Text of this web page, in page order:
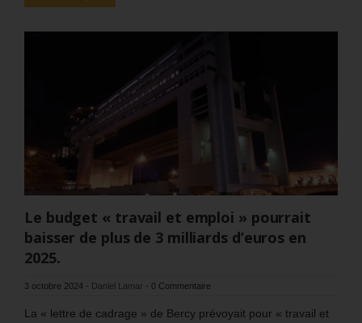
Le budget « travail et emploi » pourrait
baisser de plus de 3 milliards d’euros en
2025.
3 octobre 2024 - Daniel Lamar - 0 Commentaire
La « lettre de cadrage » de Bercy prévoyait pour « travail et